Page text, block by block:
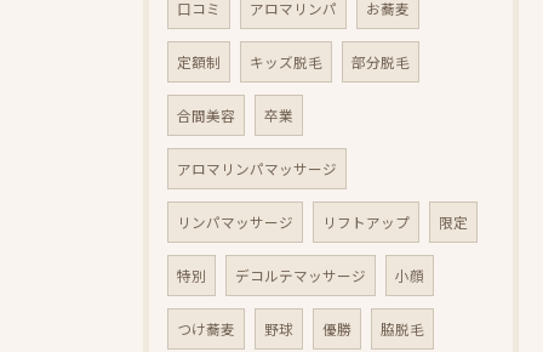
口コミ アロマリンパ お蕎麦
定額制 キッズ脱毛 部分脱毛
合間美容 卒業
アロマリンパマッサージ
リンパマッサージ リフトアップ 限定
特別 デコルテマッサージ 小顔
つけ蕎麦 野球 優勝 脇脱毛